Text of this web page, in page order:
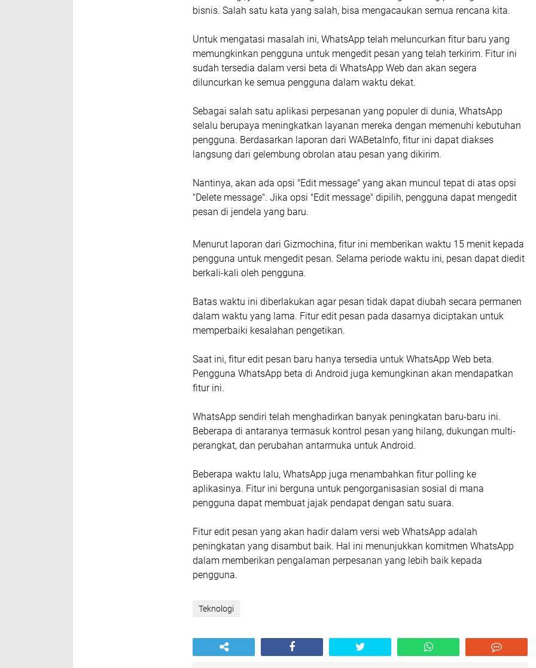
bisnis. Salah satu kata yang salah, bisa mengacaukan semua rencana kita.
Untuk mengatasi masalah ini, WhatsApp telah meluncurkan fitur baru yang
memungkinkan pengguna untuk mengedit pesan yang telah terkirim. Fitur ini
sudah tersedia dalam versi beta di WhatsApp Web dan akan segera
diluncurkan ke semua pengguna dalam waktu dekat.
Sebagai salah satu aplikasi perpesanan yang populer di dunia, WhatsApp
selalu berupaya meningkatkan layanan mereka dengan memenuhi kebutuhan
pengguna. Berdasarkan laporan dari WABetaInfo, fitur ini dapat diakses
langsung dari gelembung obrolan atau pesan yang dikirim.
Nantinya, akan ada opsi "Edit message" yang akan muncul tepat di atas opsi
"Delete message". Jika opsi "Edit message" dipilih, pengguna dapat mengedit
pesan di jendela yang baru.
Menurut laporan dari Gizmochina, fitur ini memberikan waktu 15 menit kepada
pengguna untuk mengedit pesan. Selama periode waktu ini, pesan dapat diedit
berkali-kali oleh pengguna.
Batas waktu ini diberlakukan agar pesan tidak dapat diubah secara permanen
dalam waktu yang lama. Fitur edit pesan pada dasarnya diciptakan untuk
memperbaiki kesalahan pengetikan.
Saat ini, fitur edit pesan baru hanya tersedia untuk WhatsApp Web beta.
Pengguna WhatsApp beta di Android juga kemungkinan akan mendapatkan
fitur ini.
WhatsApp sendiri telah menghadirkan banyak peningkatan baru-baru ini.
Beberapa di antaranya termasuk kontrol pesan yang hilang, dukungan multi-
perangkat, dan perubahan antarmuka untuk Android.
Beberapa waktu lalu, WhatsApp juga menambahkan fitur polling ke
aplikasinya. Fitur ini berguna untuk pengorganisasian sosial di mana
pengguna dapat membuat jajak pendapat dengan satu suara.
Fitur edit pesan yang akan hadir dalam versi web WhatsApp adalah
peningkatan yang disambut baik. Hal ini menunjukkan komitmen WhatsApp
dalam memberikan pengalaman perpesanan yang lebih baik kepada
pengguna.
Teknologi